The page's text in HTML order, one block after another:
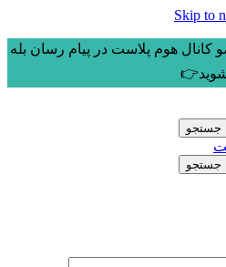
Skip to
هوم پلاست در پیام رسان بله
جستجو
جستجو